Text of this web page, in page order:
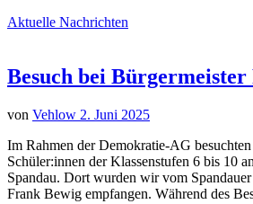
Aktuelle Nachrichten
Besuch bei
von Vehlow 2. Juni 2025
Im Rahmen der Demokratie-AG
Schüler:innen der Klassenstufen 6 bis 10
Spandau. Dort wurden wir vom
Frank Bewig empfangen. Während des